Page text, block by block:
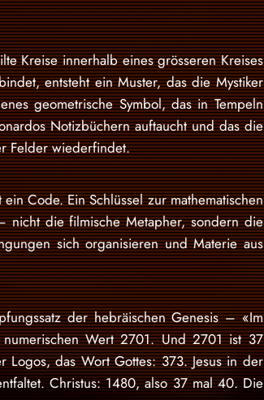
Kreise innerhalb eines grösseren Kreises
entsteht ein Muster, das die Mystiker
geometrische Symbol, das in Tempeln
Notizbüchern auftaucht und das die
Felder wiederfindet.
Code. Ein Schlüssel zur mathematischen
nicht die filmische Metapher, sondern die
sich organisieren und Materie aus
der hebräischen Genesis – «Im
Wert 2701. Und 2701 ist 37
das Wort Gottes: 373. Jesus in der
Christus: 1480, also 37 mal 40. Die